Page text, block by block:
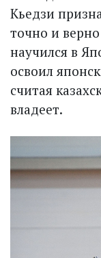
Кьедзи
точно и
научился в
освоил
считая
владеет.